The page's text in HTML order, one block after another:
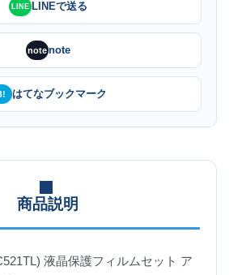
LINE LINEで送る
notenote
はてなブックマーク
商品説明
液晶保護フィルムセット ア